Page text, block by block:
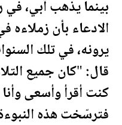
بينما يذهب آبي،
الادعاء بأن زملاءه
يرونه، في تلك
قال: "كان جميع
كنت أقرأ وأسعى
فترسّخت هذه